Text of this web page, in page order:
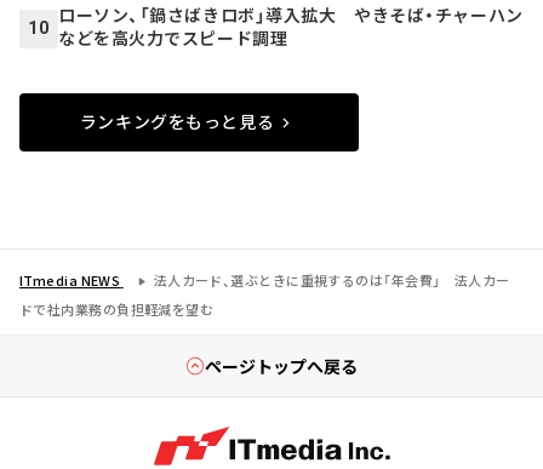
10
ローソン、「鍋さばきロボ」導入拡大 やきそば・チャーハン
などを高火力でスピード調理
ランキングをもっと見る
ITmedia NEWS
法人カード、選ぶときに重視するのは「年会費」 法人カー
ドで社内業務の負担軽減を望む
ページトップへ戻る